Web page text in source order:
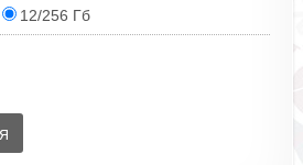
12/256 Гб